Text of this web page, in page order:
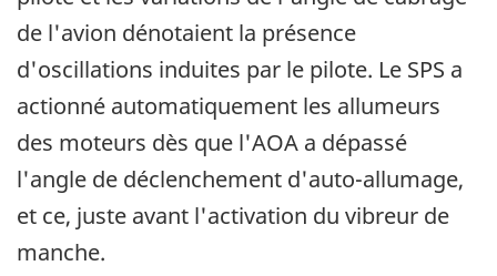
de l'avion dénotaient la présence
d'oscillations induites par le pilote. Le SPS a
actionné automatiquement les allumeurs
des moteurs dès que l'AOA a dépassé
l'angle de déclenchement d'auto-allumage,
et ce, juste avant l'activation du vibreur de
manche.